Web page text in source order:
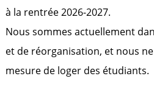
à la rentrée 2026-2027.
Nous sommes actuellement
et de réorganisation, et nous
mesure de loger des étudiants.